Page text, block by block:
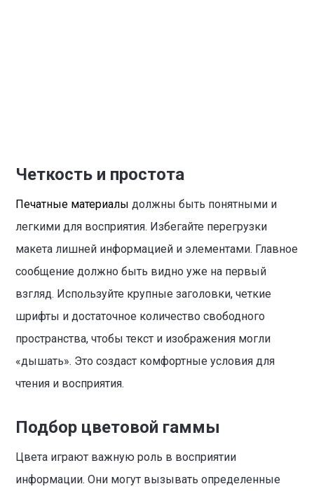
Четкость и простота
Печатные материалы должны быть понятными и
легкими для восприятия. Избегайте перегрузки
макета лишней информацией и элементами. Главное
сообщение должно быть видно уже на первый
взгляд. Используйте крупные заголовки, четкие
шрифты и достаточное количество свободного
пространства, чтобы текст и изображения могли
«дышать». Это создаст комфортные условия для
чтения и восприятия.
Подбор цветовой гаммы
Цвета играют важную роль в восприятии
информации. Они могут вызывать определенные